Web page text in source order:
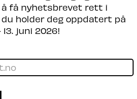
få nyhetsbrevet rett i
holder deg oppdatert på
juni 2026!